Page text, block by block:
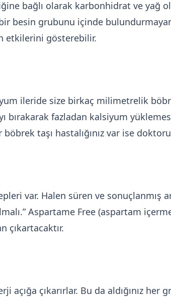
bağlı olarak karbonhidrat ve yağ
besin grubunu içinde
etkilerini gösterebilir.
ileride size birkaç milimetrelik
bırakarak fazladan kalsiyum
taşı hastalığınız var ise
var. Halen süren ve sonuçlanmış
Aspartame Free (aspartam
çıkartacaktır.
çıkarırlar. Bu da aldığınız her